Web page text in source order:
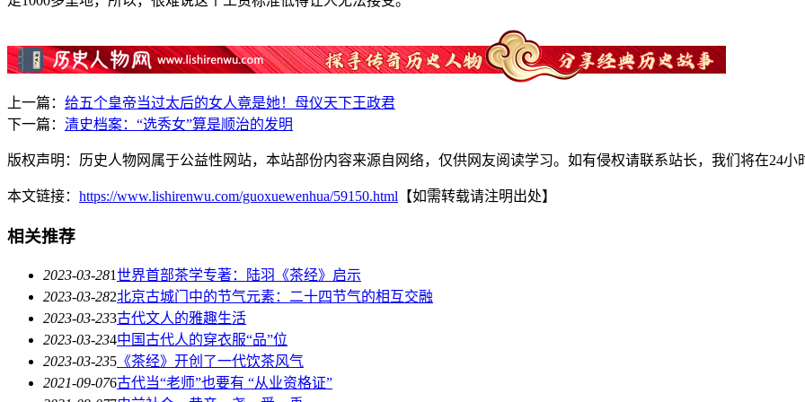
上一篇： 给五个皇帝当过太后的女人竟是她！母仪天下王政君
下一篇： 清史档案：“选秀女”算是顺治的发明
版权声明：历史人物网属于公益性网站，本站部份内容来源自网络，仅供网友阅读学习。如有侵权请联系站长，我们将在24小
本文链接： https://www.lishirenwu.com/guoxuewenhua/59150.html 【如需转载请注明出处】
相关推荐
2023-03-281世界首部茶学专著：陆羽《茶经》启示
2023-03-282北京古城门中的节气元素：二十四节气的相互交融
2023-03-233古代文人的雅趣生活
2023-03-234中国古代人的穿衣服“品”位
2023-03-235 《茶经》开创了一代饮茶风气
2021-09-076古代当“老师”也要有 “从业资格证”